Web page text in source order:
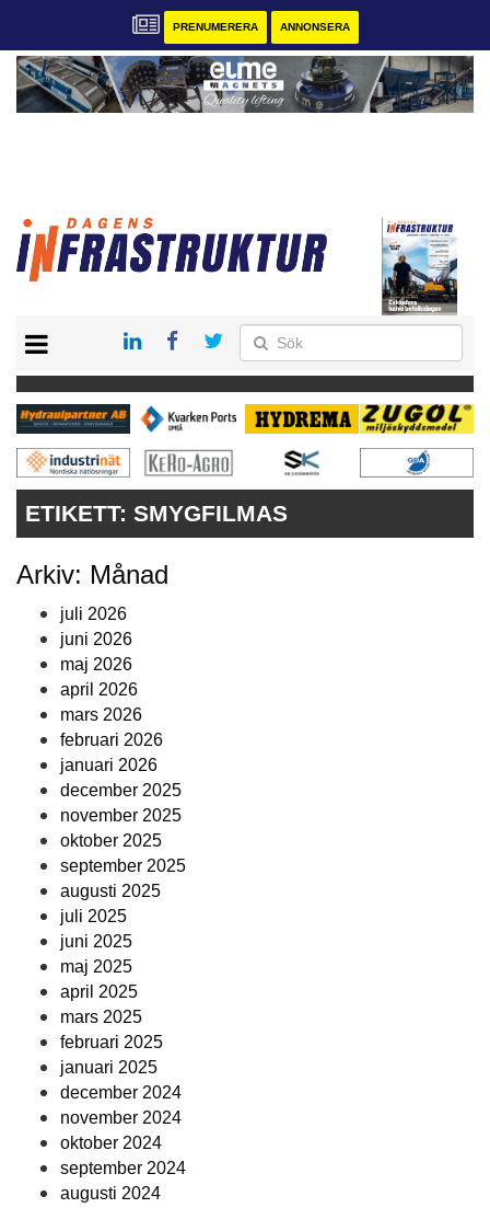
PRENUMERERA ANNONSERA
KONTAKT
VÅRA ANDRA MAGASIN
PRENUMERERA
ANNONSERA
ETIKETT: SMYGFILMAS
Arkiv: Månad
juli 2026
juni 2026
maj 2026
april 2026
mars 2026
februari 2026
januari 2026
december 2025
november 2025
oktober 2025
september 2025
augusti 2025
juli 2025
juni 2025
maj 2025
april 2025
mars 2025
februari 2025
januari 2025
december 2024
november 2024
oktober 2024
september 2024
augusti 2024